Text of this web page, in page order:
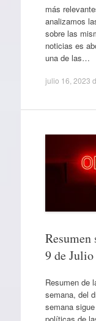
más
analizamos
sobre las
noticias es
una de las…
julio 16, 2023
9 de
Resumen de
semana, del
semana
políticas de